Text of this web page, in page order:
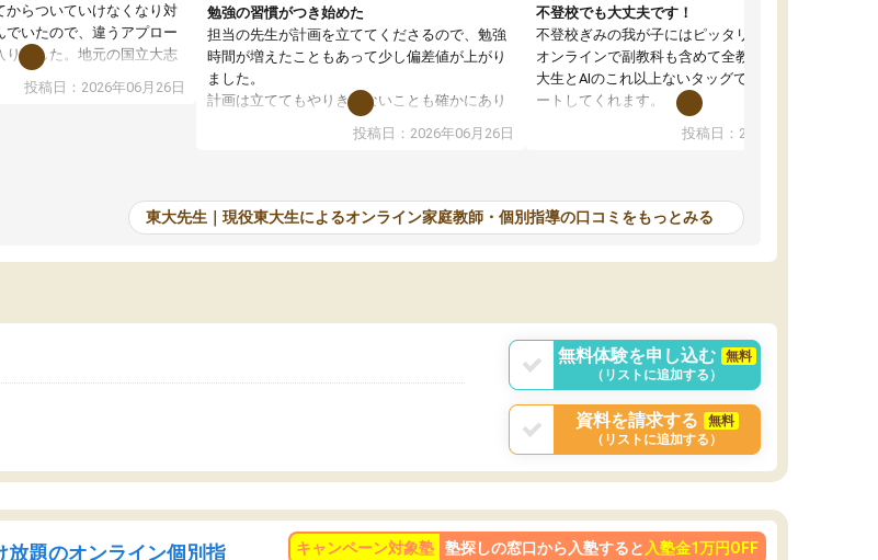
からついていけなくなり対
でいたので、違うアプロー
りました。地元の国立大志
D判定でしたので心配して
り東大生は受験勉強に詳し
投稿日：2026年06月26日
勉強の習慣がつき始めた
担当の先生が計画を立ててくださるので、勉強
時間が増えたこともあって少し偏差値が上がり
ました。
計画は立ててもやりきれないことも確かにあり
ますが、サボってしまう日は徐々に減ってき
て、成績が上がったことで本人もやる気になっ
投稿日：2026年06月26日
不登校でも大丈夫です！
不登校ぎみの我が子にはピッタリの塾です。
オンラインで副教科も含めて全教科対応で、東
大生とAIのこれ以上ないタッグで、学習をサポ
ートしてくれます。
また、オンラインの自習室もまだ使えていませ
んが毎日利用でき（東大生が常駐していま
れるので、ちょっと教わるぐらいじゃ全然時間
が足りない！ みたいな方にピッタリです。
投稿日：2026年06月18日
東大先生｜現役東大生によるオンライン家庭教師・個別指導の口コミをもっとみる
無料体験を申し込む
無料
（リストに追加する）
資料を請求する
無料
（リストに追加する）
キャンペーン対象塾 塾探しの窓口から入塾すると 入塾金1万円OFF
題のオンライン個別指